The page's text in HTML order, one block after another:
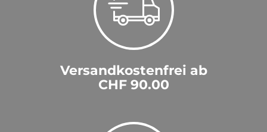
Versandkostenfrei ab
CHF 90.00